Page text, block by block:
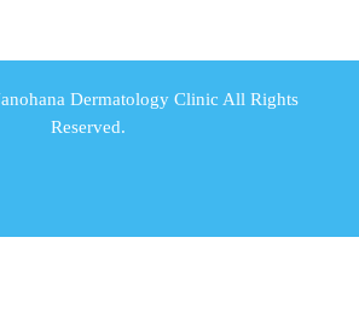
Dermatology Clinic All Rights
Reserved.